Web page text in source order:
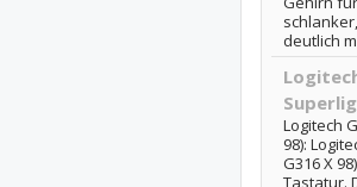
deutlich
Logitech
98):
G316 X
Tastatur.